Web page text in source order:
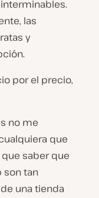
las
y
por el precio,
no me
que
saber que
son tan
una tienda